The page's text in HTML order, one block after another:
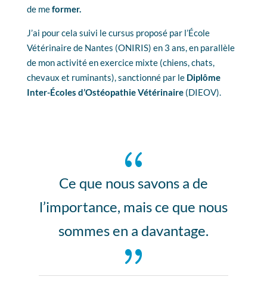
de meformer.
J’ai pour cela suivi le cursus proposé par l’École
Vétérinaire de Nantes (ONIRIS) en 3 ans, en parallèle
de mon activité en exercice mixte (chiens, chats,
chevaux et ruminants), sanctionné par le Diplôme
Inter-Écoles d’Ostéopathie Vétérinaire(DIEOV).
{
Ce que nous savons a de
l’importance, mais ce que nous
sommes en a davantage.
{